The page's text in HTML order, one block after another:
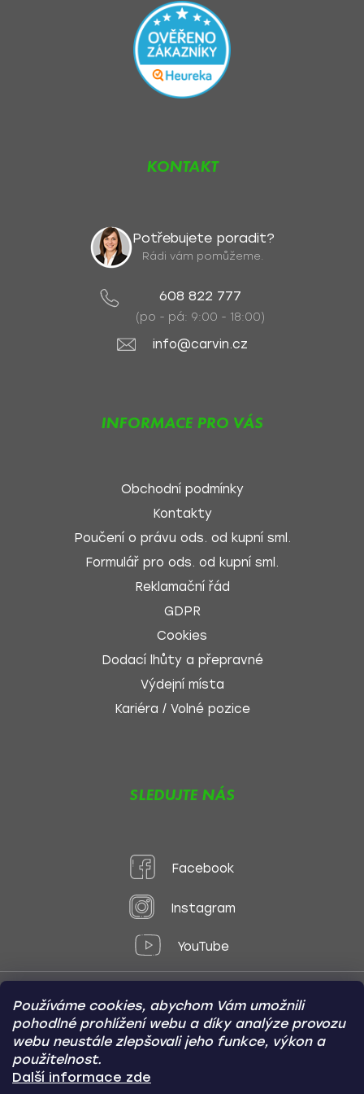
Používáme cookies, abychom Vám umožnili
pohodlné prohlížení webu a díky analýze provozu
webu neustále zlepšovali jeho funkce, výkon a
použitelnost.
Další informace zde
KONTAKT
Potřebujete poradit?
Rádi vám pomůžeme.
608 822 777
(po - pá: 9:00 - 18:00)
info@carvin.cz
INFORMACE PRO VÁS
Obchodní podmínky
Kontakty
Poučení o právu ods. od kupní sml.
Formulář pro ods. od kupní sml.
Reklamační řád
GDPR
Cookies
Dodací lhůty a přepravné
Výdejní místa
Kariéra / Volné pozice
SLEDUJTE NÁS
Facebook
Instagram
YouTube
Způsoby platby:
Online
Převod
Dobírka